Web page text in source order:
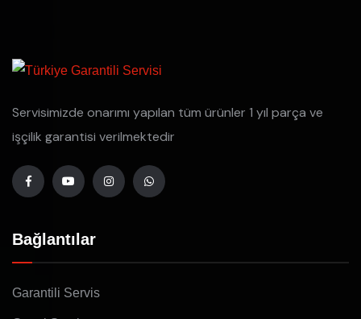
Servisimizde onarımı yapılan tüm ürünler 1 yıl parça ve
işçilik garantisi verilmektedir
Bağlantılar
Garantili Servis